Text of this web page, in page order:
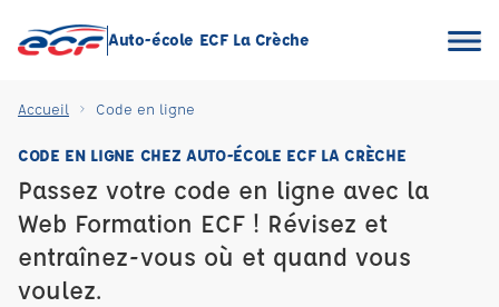
Auto-école ECF La Crèche
Accueil Code en ligne
CODE EN LIGNE CHEZ AUTO-ÉCOLE ECF LA CRÈCHE
Passez votre code en ligne avec la
Web Formation ECF ! Révisez et
entraînez-vous où et quand vous
voulez.